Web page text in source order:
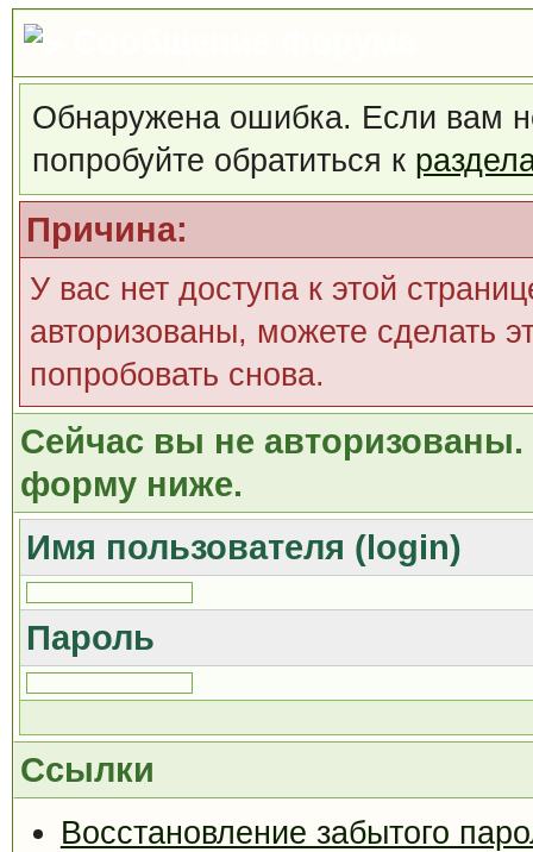
Обнаружена ошибка. Если вам
попробуйте обратиться к
Причина:
У вас нет доступа к этой
авторизованы, можете сделать
попробовать снова.
Сейчас вы не авторизованы.
форму ниже.
Имя пользователя (login)
Пароль
Ссылки
Восстановление забытого